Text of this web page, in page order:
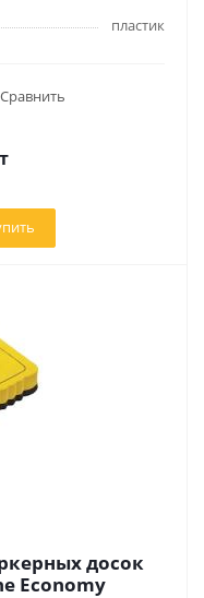
пластик
Сравнить
досок
Economy